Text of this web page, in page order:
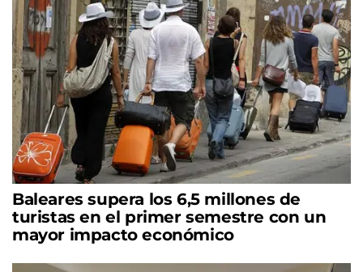
Baleares supera los 6,5 millones de
turistas en el primer semestre con un
mayor impacto económico